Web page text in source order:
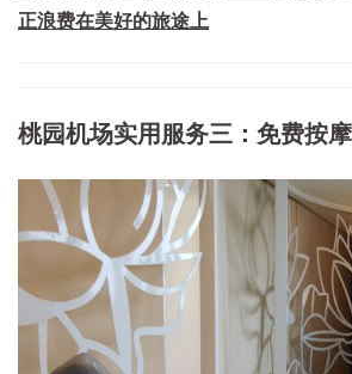
正浪费在美好的旅途上
桃园机场实用服务三：免费按